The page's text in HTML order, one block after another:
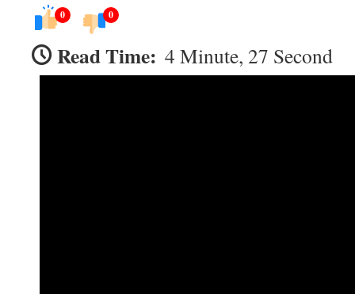
0 0
Read Time: 4 Minute, 27 Second